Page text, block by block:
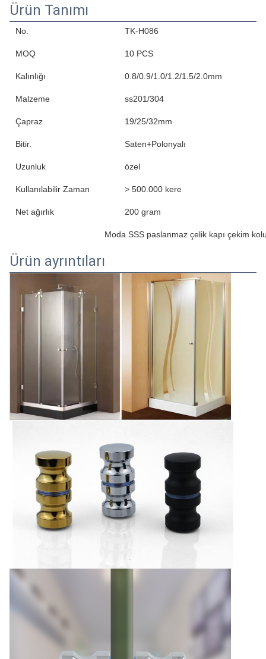
Ürün Tanımı
No. TK-H086
MOQ 10 PCS
Kalınlığı 0.8/0.9/1.0/1.2/1.5/2.0mm
Malzeme ss201/304
Çapraz 19/25/32mm
Bitir. Saten+Polonyalı
Uzunluk özel
Kullanılabilir Zaman > 500.000 kere
Net ağırlık 200 gram
Moda SSS paslanmaz çelik kapı çekim
Ürün ayrıntıları